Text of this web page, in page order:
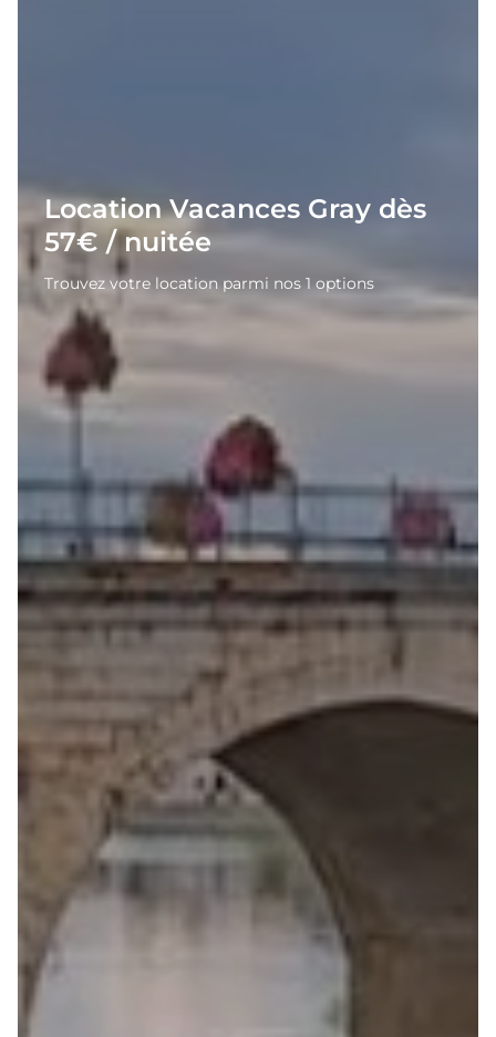
Location Vacances Gray dès
57€ / nuitée
Trouvez votre location parmi nos 1 options